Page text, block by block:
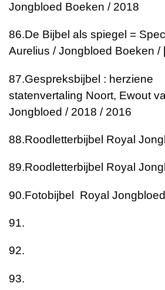
Jongbloed Boeken / 2018
86.De Bijbel als spiegel =
Aurelius / Jongbloed Boeken /
87.Gespreksbijbel : herziene
statenvertaling Noort, Ewout
Jongbloed / 2018 / 2016
88.Roodletterbijbel Royal
89.Roodletterbijbel Royal
90.Fotobijbel Royal
91.
92.
93.